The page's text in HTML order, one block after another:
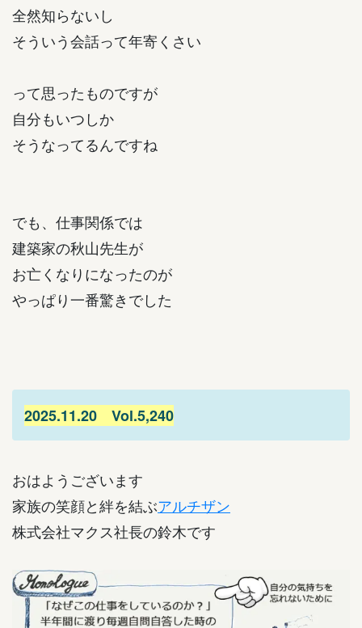
全然知らないし
そういう会話って年寄くさい
って思ったものですが
自分もいつしか
そうなってるんですね
でも、仕事関係では
建築家の秋山先生が
お亡くなりになったのが
やっぱり一番驚きでした
2025.11.20 Vol.5,240
おはようございます
家族の笑顔と絆を結ぶアルチザン
株式会社マクス社長の鈴木です